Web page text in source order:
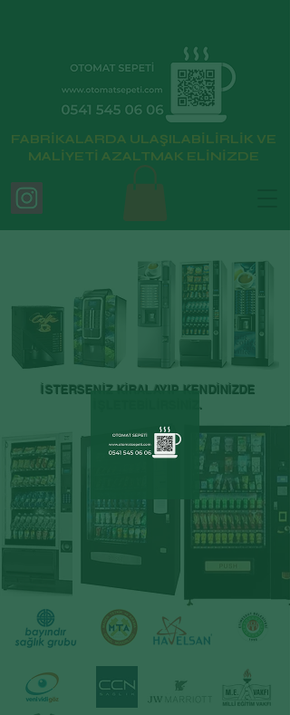
FABRİKALARDA ULAŞILABİLİRLİK VE
MALİYETİ AZALTMAK ELİNİZDE
İSTERSENİZ KİRALAYIP KENDİNİZDE
İŞLETEBİLİRSİNİZ.